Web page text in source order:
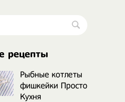
рецепты
Рыбные котлеты
фишкейки Просто
Кухня